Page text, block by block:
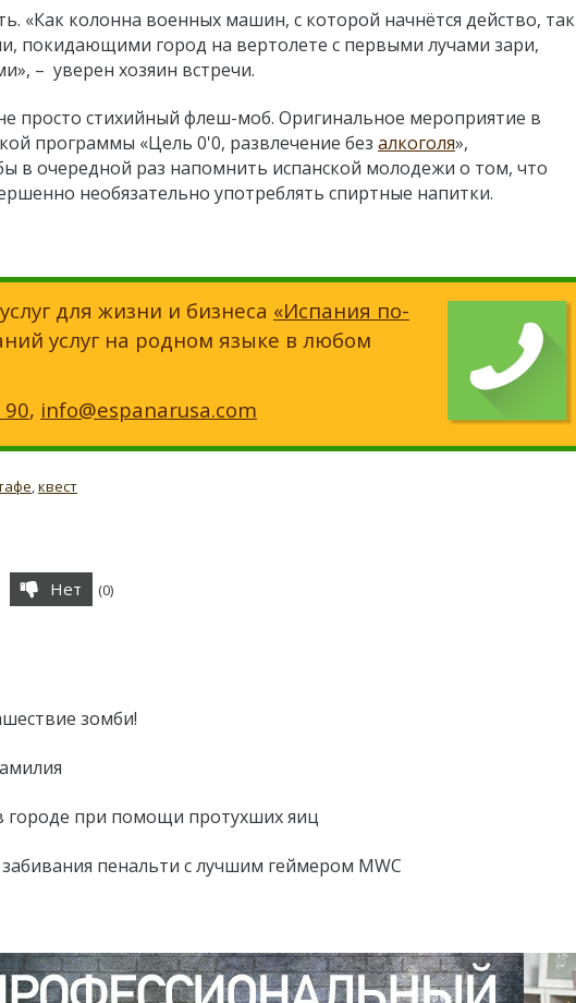
«Как колонна военных машин, с которой начнётся действо, так
покидающими город на вертолете с первыми лучами зари,
– уверен хозяин встречи.
просто стихийный флеш-моб. Оригинальное мероприятие в
программы «Цель 0'0, развлечение без алкоголя»,
в очередной раз напомнить испанской молодежи о том, что
необязательно употреблять спиртные напитки.
для жизни и бизнеса «Испания по-
услуг на родном языке в любом
90, info@espanarusa.com
квест
Нет (0)
зомби!
городе при помощи протухших яиц
пенальти с лучшим геймером MWC